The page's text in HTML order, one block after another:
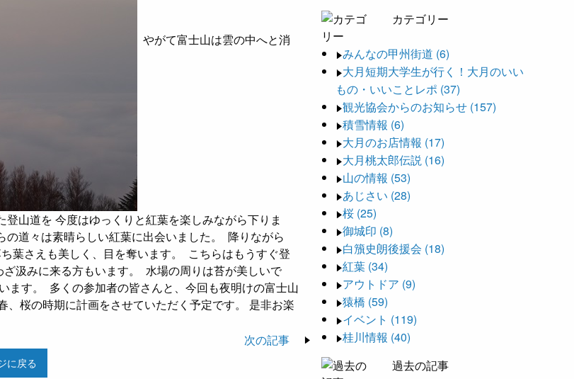
やがて富士山は雲の中へと消
山道を 今度はゆっくりと紅葉を楽しみながら下りま
道々は素晴らしい紅葉に出会いました。
降りながら
葉さえも美しく、目を奪います。
こちらはもうすぐ登
汲みに来る方もいます。
水場の周りは苔が美しいで
ます。
多くの参加者の皆さんと、今回も夜明けの富士山
、桜の時期に計画をさせていただく予定です。 是非お楽
次の記事
に戻る
カテゴリー
みんなの甲州街道 (6)
大月短期大学生が行く！大月のいい
もの・いいことレポ (37)
観光協会からのお知らせ (157)
積雪情報 (6)
大月のお店情報 (17)
大月桃太郎伝説 (16)
山の情報 (53)
あじさい (28)
桜 (25)
御城印 (8)
白籏史朗後援会 (18)
紅葉 (34)
アウトドア (9)
猿橋 (59)
イベント (119)
桂川情報 (40)
過去の記事